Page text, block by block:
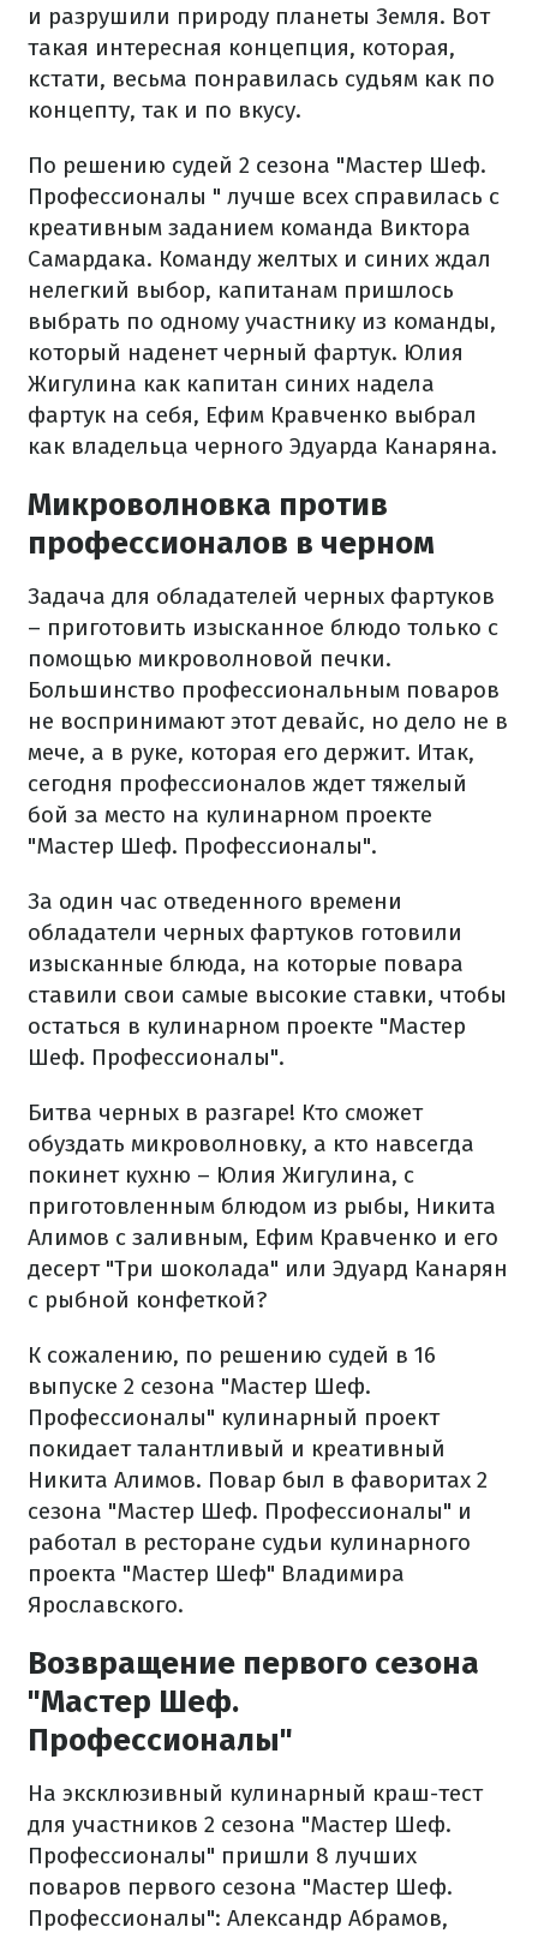
и разрушили природу планеты Земля. Вот
такая интересная концепция, которая,
кстати, весьма понравилась судьям как по
концепту, так и по вкусу.
По решению судей 2 сезона "Мастер Шеф.
Профессионалы " лучше всех справилась с
креативным заданием команда Виктора
Самардака. Команду желтых и синих ждал
нелегкий выбор, капитанам пришлось
выбрать по одному участнику из команды,
который наденет черный фартук. Юлия
Жигулина как капитан синих надела
фартук на себя, Ефим Кравченко выбрал
как владельца черного Эдуарда Канаряна.
Микроволновка против
профессионалов в черном
Задача для обладателей черных фартуков
– приготовить изысканное блюдо только с
помощью микроволновой печки.
Большинство профессиональным поваров
не воспринимают этот девайс, но дело не в
мече, а в руке, которая его держит. Итак,
сегодня профессионалов ждет тяжелый
бой за место на кулинарном проекте
"Мастер Шеф. Профессионалы".
За один час отведенного времени
обладатели черных фартуков готовили
изысканные блюда, на которые повара
ставили свои самые высокие ставки, чтобы
остаться в кулинарном проекте "Мастер
Шеф. Профессионалы".
Битва черных в разгаре! Кто сможет
обуздать микроволновку, а кто навсегда
покинет кухню – Юлия Жигулина, с
приготовленным блюдом из рыбы, Никита
Алимов с заливным, Ефим Кравченко и его
десерт "Три шоколада" или Эдуард Канарян
с рыбной конфеткой?
К сожалению, по решению судей в 16
выпуске 2 сезона "Мастер Шеф.
Профессионалы" кулинарный проект
покидает талантливый и креативный
Никита Алимов. Повар был в фаворитах 2
сезона "Мастер Шеф. Профессионалы" и
работал в ресторане судьи кулинарного
проекта "Мастер Шеф" Владимира
Ярославского.
Возвращение первого сезона
"Мастер Шеф.
Профессионалы"
На эксклюзивный кулинарный краш-тест
для участников 2 сезона "Мастер Шеф.
Профессионалы" пришли 8 лучших
поваров первого сезона "Мастер Шеф.
Профессионалы": Александр Абрамов,